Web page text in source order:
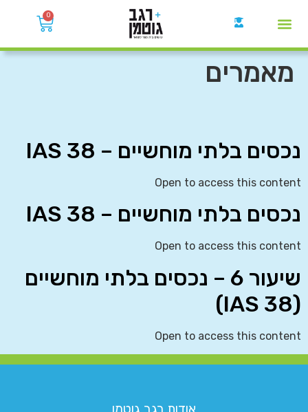
0
מאמרים
נכסים בלתי מוחשיים – IAS 38
Open to access this content
נכסים בלתי מוחשיים – IAS 38
Open to access this content
שיעור 6 – נכסים בלתי מוחשיים
(IAS 38)
Open to access this content